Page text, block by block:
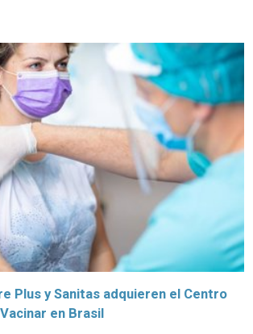
Plus y Sanitas adquieren el Centro
en Brasil